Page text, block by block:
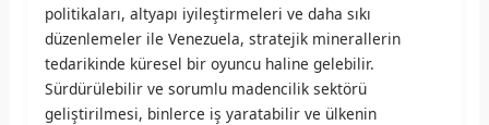
politikaları, altyapı iyileştirmeleri ve daha sıkı
düzenlemeler ile Venezuela, stratejik minerallerin
tedarikinde küresel bir oyuncu haline gelebilir.
Sürdürülebilir ve sorumlu madencilik sektörü
geliştirilmesi, binlerce iş yaratabilir ve ülkenin